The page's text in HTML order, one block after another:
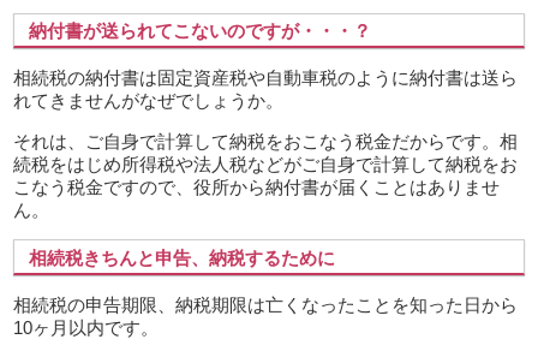
納付書が送られてこないのですが・・・？
相続税の納付書は固定資産税や自動車税のように納付書は送ら
れてきませんがなぜでしょうか。
それは、ご自身で計算して納税をおこなう税金だからです。相
続税をはじめ所得税や法人税などがご自身で計算して納税をお
こなう税金ですので、役所から納付書が届くことはありませ
ん。
相続税きちんと申告、納税するために
相続税の申告期限、納税期限は亡くなったことを知った日から
10ヶ月以内です。